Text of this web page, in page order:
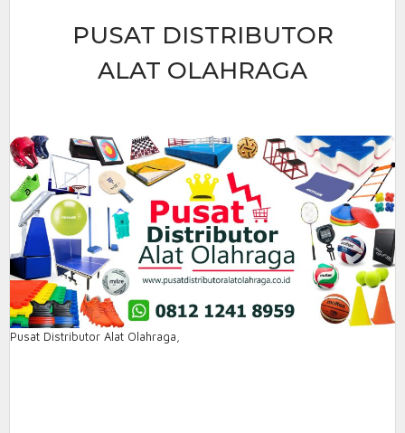
PUSAT DISTRIBUTOR
ALAT OLAHRAGA
Pusat Distributor Alat Olahraga,